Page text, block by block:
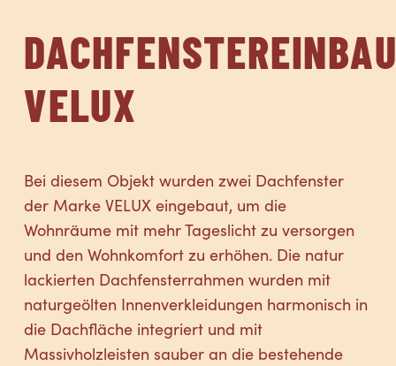
VELUX
Bei diesem Objekt wurden zwei Dachfenster
der Marke VELUX eingebaut, um die
Wohnräume mit mehr Tageslicht zu versorgen
und den Wohnkomfort zu erhöhen. Die natur
lackierten Dachfensterrahmen wurden mit
naturgeölten Innenverkleidungen harmonisch in
die Dachfläche integriert und mit
Massivholzleisten sauber an die bestehende